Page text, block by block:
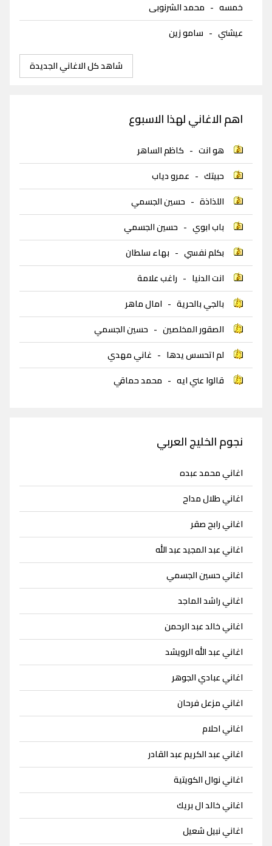
خمسه - محمد الشرنوبى
عيشني - سامو زين
شاهد كل الاغاني الجديدة
اهم الاغاني لهذا الاسبوع
هو انت - كاظم الساهر
حبيتك - عمرو دياب
اللذاذة - حسين الجسمي
باب ابوي - حسين الجسمي
بكلم نفسي - بهاء سلطان
انت الدنيا - راغب علامة
بالجي بالحرية - امال ماهر
الصقور المخلصين - حسين الجسمي
لم اتحسس يدها - غاني مهدي
قالوا عني ايه - محمد حماقي
نجوم الخليج العربي
اغاني محمد عبده
اغاني طلال مداح
اغاني رابح صقر
اغاني عبد المجيد عبد الله
اغاني حسين الجسمي
اغاني راشد الماجد
اغاني خالد عبد الرحمن
اغاني عبد الله الرويشد
اغاني عبادي الجوهر
اغاني مزعل فرحان
اغاني احلام
اغاني عبد الكريم عبد القادر
اغاني نوال الكويتية
اغاني خالد ال بريك
اغاني نبيل شعيل